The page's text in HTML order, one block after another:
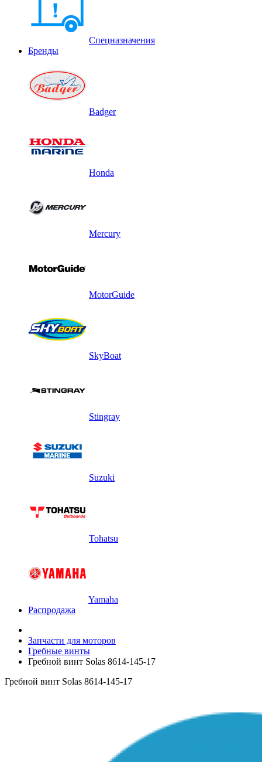
Спецназначения
Бренды
Badger
Honda
Mercury
MotorGuide
SkyBoat
Stingray
Suzuki
Tohatsu
Yamaha
Распродажа
Запчасти для моторов
Гребные винты
Гребной винт Solas 8614-145-17
Гребной винт Solas 8614-145-17